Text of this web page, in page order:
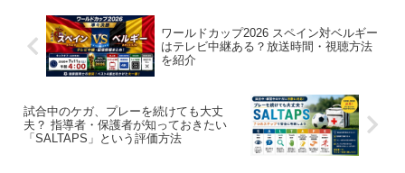
ワールドカップ2026 スペイン対ベルギー
はテレビ中継ある？放送時間・視聴方法
を紹介
試合中のケガ、プレーを続けても大丈
夫？ 指導者・保護者が知っておきたい
「SALTAPS」という評価方法